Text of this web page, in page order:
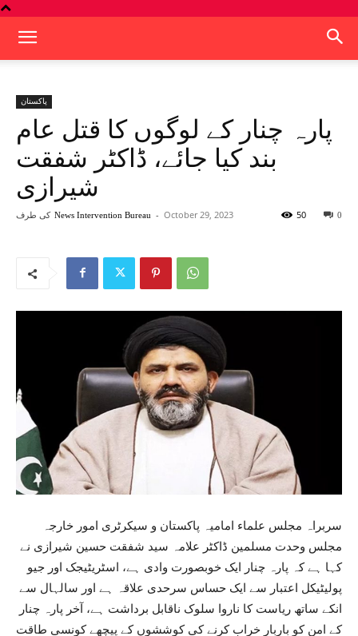
پاکستان
پارہ چنار کے لوگوں کا قتل عام
بند کیا جائے، ڈاکٹر شفقت
شیرازی
کی طرف News Intervention Bureau - October 29, 2023 0
50
سربراہ مجلس علماء امامیہ پاکستان و سیکرٹری امور خارجہ
مجلس وحدت مسلمین ڈاکٹر علامہ سید شفقت حسین شیرازی نے
کہا ہے کہ پارہ چنار ایک خوبصورت وادی ہے، اسٹریٹیجک اور جیو
پولیٹیکل اعتبار سے ایک حساس سرحدی علاقہ ہے اور سالہال سے
انکے ساتھ ریاست کا ناروا سلوک ناقابل برداشت ہے، آخر پارہ چنار
کے امن کو باربار خراب کرنے کی کوششوں کے پیچھے کونسی طاقت